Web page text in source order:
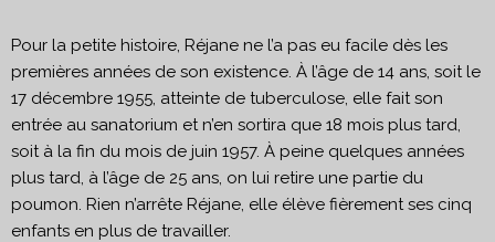
Pour la petite histoire, Réjane ne l’a pas eu facile dès les
premières années de son existence. À l’âge de 14 ans, soit le
17 décembre 1955, atteinte de tuberculose, elle fait son
entrée au sanatorium et n’en sortira que 18 mois plus tard,
soit à la fin du mois de juin 1957. À peine quelques années
plus tard, à l’âge de 25 ans, on lui retire une partie du
poumon. Rien n’arrête Réjane, elle élève fièrement ses cinq
enfants en plus de travailler.